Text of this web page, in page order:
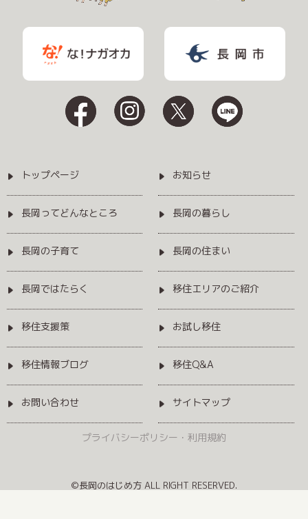
トップページ
長岡ってどんなところ
長岡の子育て
長岡ではたらく
移住支援策
移住情報ブログ
お問い合わせ
お知らせ
長岡の暮らし
長岡の住まい
移住エリアのご紹介
お試し移住
移住Q&A
サイトマップ
プライバシーポリシー・利用規約
©長岡のはじめ方 ALL RIGHT RESERVED.